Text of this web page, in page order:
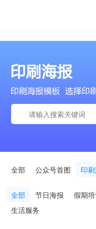
全部 公众号首图 印
全部 节日海报
假期
生活服务